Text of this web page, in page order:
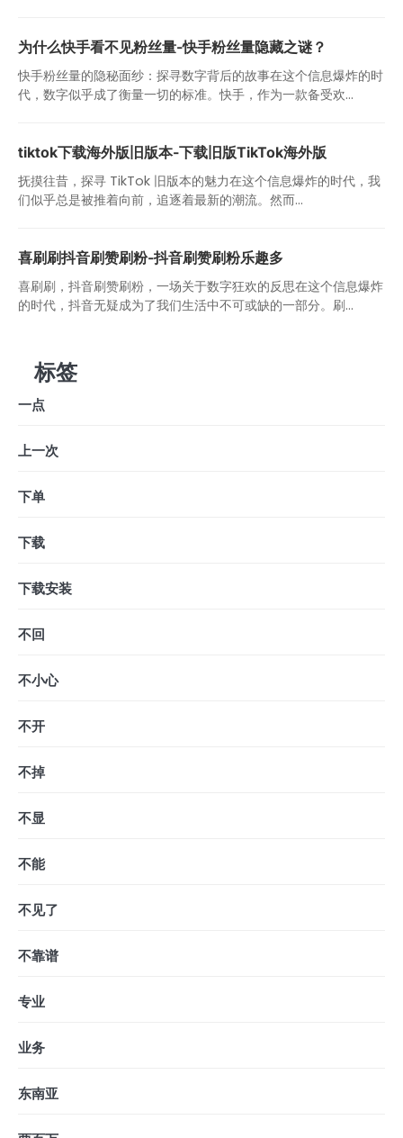
为什么快手看不见粉丝量-快手粉丝量隐藏之谜？
快手粉丝量的隐秘面纱：探寻数字背后的故事在这个信息爆炸的时
代，数字似乎成了衡量一切的标准。快手，作为一款备受欢...
tiktok下载海外版旧版本-下载旧版TikTok海外版
抚摸往昔，探寻 TikTok 旧版本的魅力在这个信息爆炸的时代，我
们似乎总是被推着向前，追逐着最新的潮流。然而...
喜刷刷抖音刷赞刷粉-抖音刷赞刷粉乐趣多
喜刷刷，抖音刷赞刷粉，一场关于数字狂欢的反思在这个信息爆炸
的时代，抖音无疑成为了我们生活中不可或缺的一部分。刷...
标签
一点
上一次
下单
下载
下载安装
不回
不小心
不开
不掉
不显
不能
不见了
不靠谱
专业
业务
东南亚